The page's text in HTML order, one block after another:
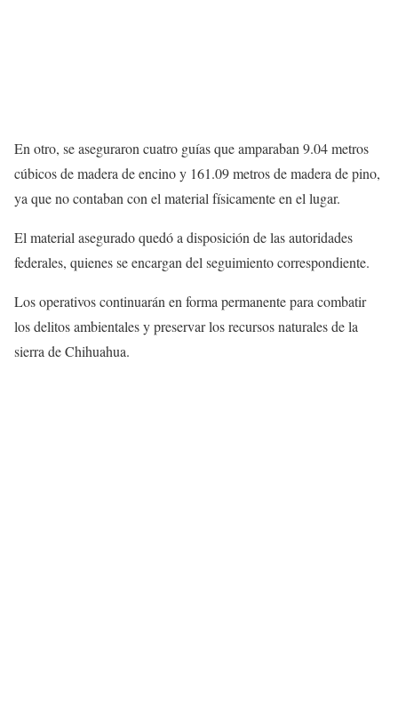
En otro, se aseguraron cuatro guías que amparaban 9.04 metros
cúbicos de madera de encino y 161.09 metros de madera de pino,
ya que no contaban con el material físicamente en el lugar.
El material asegurado quedó a disposición de las autoridades
federales, quienes se encargan del seguimiento correspondiente.
Los operativos continuarán en forma permanente para combatir
los delitos ambientales y preservar los recursos naturales de la
sierra de Chihuahua.